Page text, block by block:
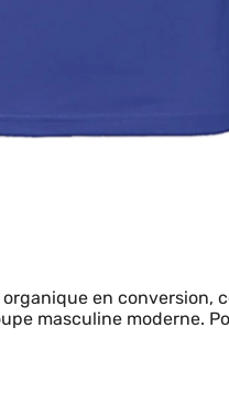
en conversion,
masculine moderne.